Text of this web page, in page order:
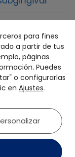
la
decoloración
en el
con
para fines
a partir de tus
páginas
Puedes
o configurarlas
en Ajustes.